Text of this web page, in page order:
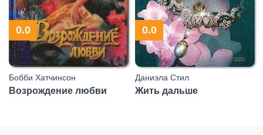
0.0
Бобби Хатчинсон
Возрождение любви
0.0
Даниэла Стил
Жить дальше